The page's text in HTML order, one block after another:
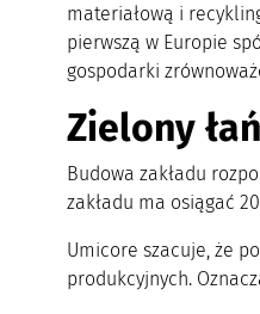
materiałową i
pierwszą w Europie
gospodarki
Zielony
Budowa zakładu
zakładu ma osiągać
Umicore szacuje, że
produkcyjnych.